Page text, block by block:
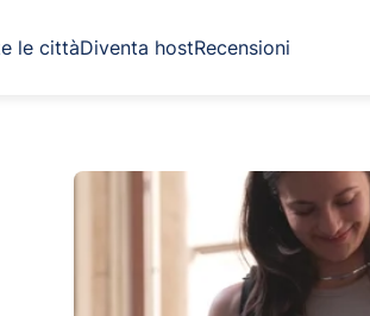
le cittàDiventa hostRecensioni